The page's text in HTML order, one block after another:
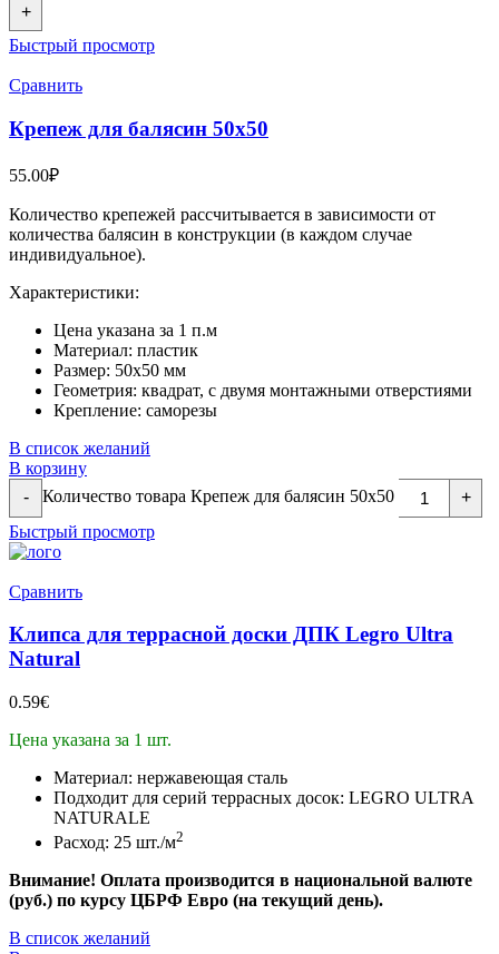
+
Быстрый просмотр
Сравнить
Крепеж для балясин 50х50
55.00₽
Количество крепежей рассчитывается в зависимости от
количества балясин в конструкции (в каждом случае
индивидуальное).
Характеристики:
Цена указана за 1 п.м
Материал: пластик
Размер: 50х50 мм
Геометрия: квадрат, с двумя монтажными отверстиями
Крепление: саморезы
В список желаний
В корзину
-
Количество товара Крепеж для балясин 50х50
+
Быстрый просмотр
Сравнить
Клипса для террасной доски ДПК Legro Ultra
Natural
0.59€
Цена указана за 1 шт.
Материал: нержавеющая сталь
Подходит для серий террасных досок: LEGRO ULTRA
NATURALE
Расход: 25 шт./м2
Внимание! Оплата производится в национальной валюте
(руб.) по курсу ЦБРФ Евро (на текущий день).
В список желаний